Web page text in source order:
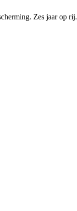
Zes jaar op rij.